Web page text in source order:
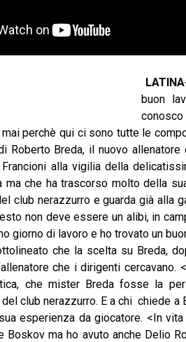
buon
perchè qui ci sono tutte le
Roberto Breda, il nuovo
alla vigilia della
ma che ha trascorso molto della
club nerazzurro e guarda già alla
non deve essere un alibi, in
giorno di lavoro e ho trovato un
che la scelta su Breda,
che i dirigenti
che mister Breda fosse la
club nerazzurro. E a chi chiede a
esperienza da giocatore. <In
Boskov ma ho avuto anche Delio